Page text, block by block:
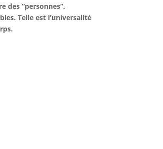
des “personnes”,
Telle est l’universalité